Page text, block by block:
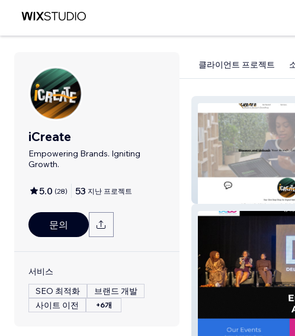
iCreate
Empowering Brands. Igniting
Growth.
5.0 (28) 53 지난 프로젝트
문의
서비스
SEO 최적화
브랜드 개발
사이트 이전
+6개
클라이언트 프로젝트